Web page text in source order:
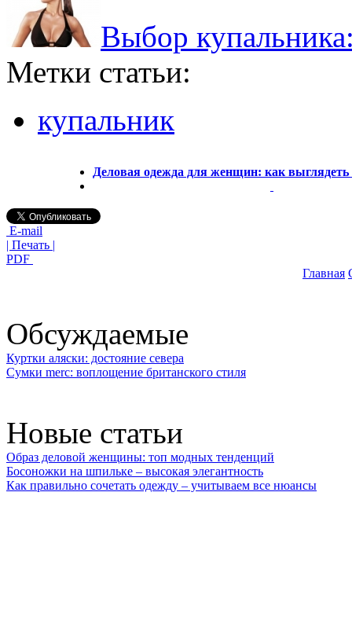
Выбор
Метки статьи:
купальник
Деловая одежда для женщин: как выглядеть
E-mail
| Печать |
PDF
Главная
Обсуждаемые
Куртки аляски: достояние севера
Сумки merc: воплощение британского стиля
Новые статьи
Образ деловой женщины: топ модных тенденций
Босоножки на шпильке – высокая элегантность
Как правильно сочетать одежду – учитываем все нюансы